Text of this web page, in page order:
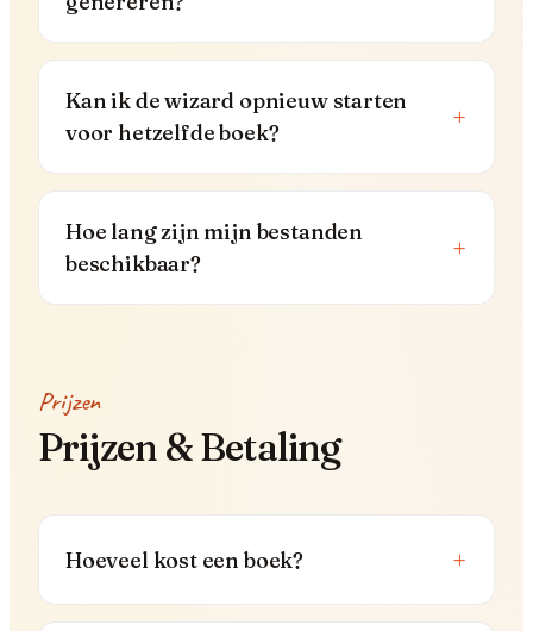
Kan ik de wizard opnieuw starten
voor hetzelfde boek?
+
Hoe lang zijn mijn bestanden
beschikbaar?
+
Prijzen
Prijzen & Betaling
Hoeveel kost een boek? +